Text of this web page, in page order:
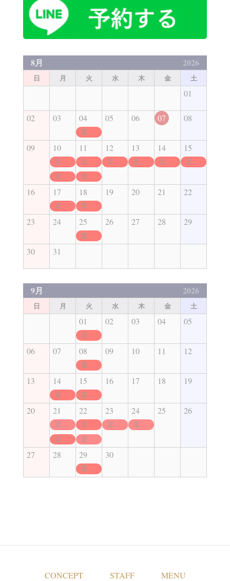
8月 2026
日 月 火 水 木 金 土
01
02 03 04
定休日
05 06 07 08
09 10
定休日
定休日
11
定休日
定休日
12
定休日
13
定休日
14
定休日
15
定休日
16 17
定休日
18
定休日
19 20 21 22
23 24 25
定休日
26 27 28 29
30 31
9月 2026
日 月 火 水 木 金 土
01
定休日
02 03 04 05
06 07 08
定休日
09 10 11 12
13 14
定休日
15
定休日
16 17 18 19
20 21
定休日
定休日
22
定休日
定休日
23
定休日
24
定休日
25 26
27 28 29
定休日
30
CONCEPT STAFF MENU